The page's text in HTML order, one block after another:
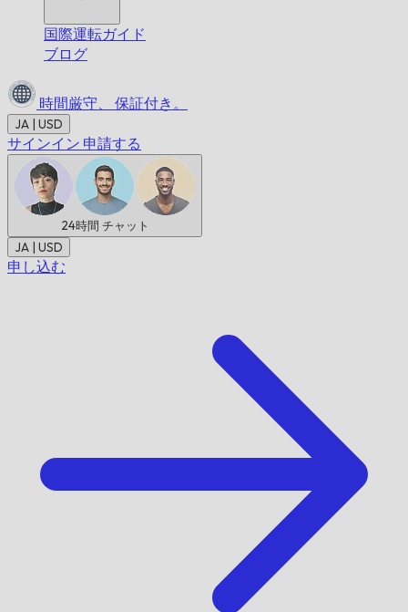
国際運転ガイド
ブログ
時間厳守、 保証付き。
JA | USD
サインイン 申請する
24時間 チャット
JA | USD
申し込む